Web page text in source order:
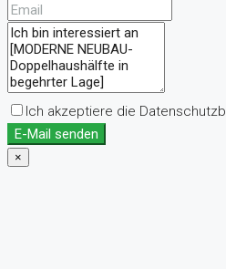
Ich akzeptiere die
E-Mail senden
×